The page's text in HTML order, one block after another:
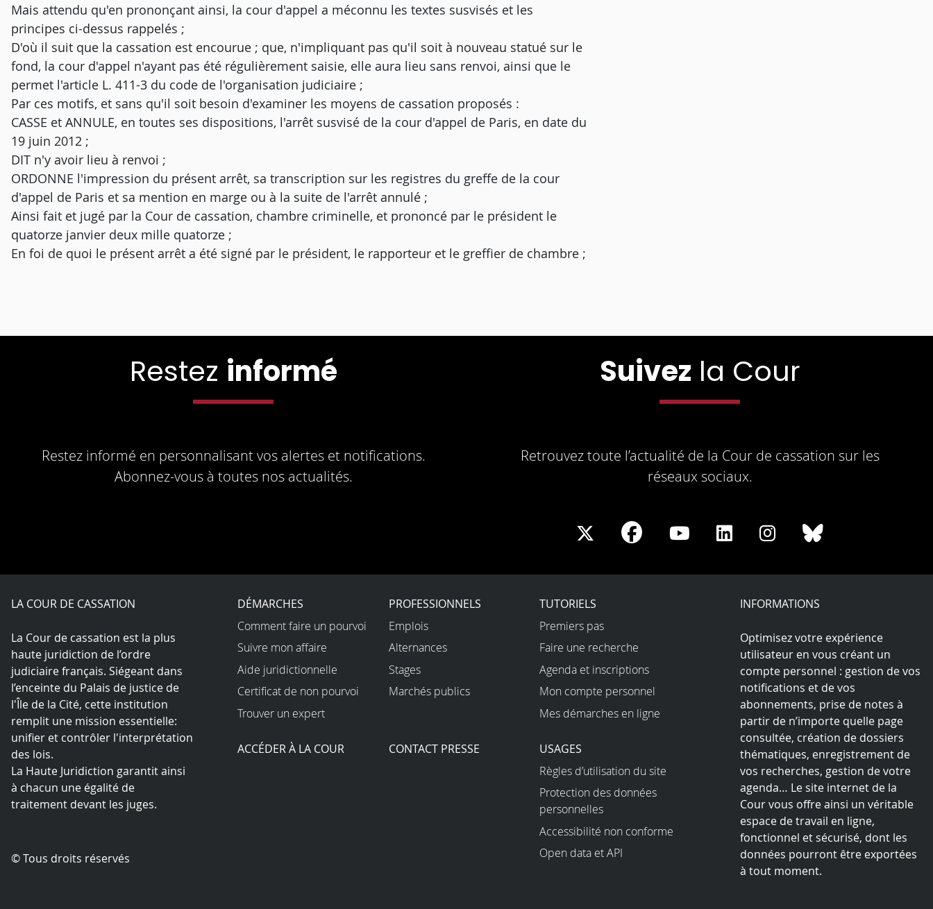
Mais attendu qu'en prononçant ainsi, la cour d'appel a méconnu les textes susvisés et les
principes ci-dessus rappelés ;
D'où il suit que la cassation est encourue ; que, n'impliquant pas qu'il soit à nouveau statué sur le
fond, la cour d'appel n'ayant pas été régulièrement saisie, elle aura lieu sans renvoi, ainsi que le
permet l'article L. 411-3 du code de l'organisation judiciaire ;
Par ces motifs, et sans qu'il soit besoin d'examiner les moyens de cassation proposés :
CASSE et ANNULE, en toutes ses dispositions, l'arrêt susvisé de la cour d'appel de Paris, en date du
19 juin 2012 ;
DIT n'y avoir lieu à renvoi ;
ORDONNE l'impression du présent arrêt, sa transcription sur les registres du greffe de la cour
d'appel de Paris et sa mention en marge ou à la suite de l'arrêt annulé ;
Ainsi fait et jugé par la Cour de cassation, chambre criminelle, et prononcé par le président le
quatorze janvier deux mille quatorze ;
En foi de quoi le présent arrêt a été signé par le président, le rapporteur et le greffier de chambre ;
Restez informé
Restez informé en personnalisant vos alertes et notifications.
Abonnez-vous à toutes nos actualités.
Suivez la Cour
Retrouvez toute l’actualité de la Cour de cassation sur les
réseaux sociaux.
Share
X
Share
Facebook
Share
Youtube
Share
LinkedIn
Share
Instagram
Share
Bluesky
LA COUR DE CASSATION
La Cour de cassation est la plus
haute juridiction de l’ordre
judiciaire français. Siégeant dans
l’enceinte du Palais de justice de
l'Île de la Cité, cette institution
remplit une mission essentielle:
unifier et contrôler l'interprétation
des lois.
La Haute Juridiction garantit ainsi
à chacun une égalité de
traitement devant les juges.
© Tous droits réservés
DÉMARCHES
Comment faire un pourvoi
Suivre mon affaire
Aide juridictionnelle
Certificat de non pourvoi
Trouver un expert
PROFESSIONNELS
Emplois
Alternances
Stages
Marchés publics
TUTORIELS
Premiers pas
Faire une recherche
Agenda et inscriptions
Mon compte personnel
Mes démarches en ligne
ACCÉDER À LA COUR CONTACT PRESSE
USAGES
Règles d’utilisation du site
Protection des données
personnelles
Accessibilité non conforme
Open data et API
INFORMATIONS
Optimisez votre expérience
utilisateur en vous créant un
compte personnel : gestion de vos
notifications et de vos
abonnements, prise de notes à
partir de n’importe quelle page
consultée, création de dossiers
thématiques, enregistrement de
vos recherches, gestion de votre
agenda… Le site internet de la
Cour vous offre ainsi un véritable
espace de travail en ligne,
fonctionnel et sécurisé, dont les
données pourront être exportées
à tout moment.